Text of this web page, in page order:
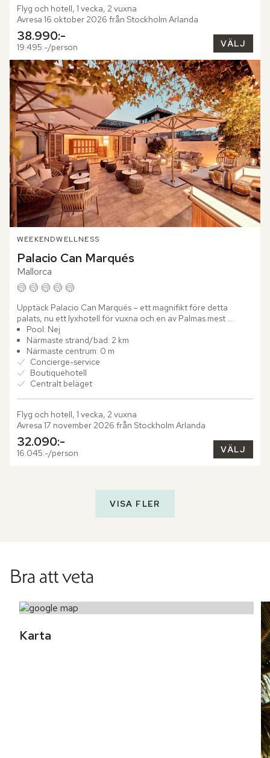
Flyg och hotell, 1 vecka, 2 vuxna
Avresa 16 oktober 2026 från Stockholm Arlanda
38.990:-
19.495:-/person VÄLJ
WEEKENDWELLNESS
Palacio Can Marqués
Mallorca
Upptäck Palacio Can Marqués – ett magnifikt före detta
palats, nu ett lyxhotell för vuxna och en av Palmas mest
fängslande historiska byggnader. Efter en varsam renovering
har...
Pool: Nej
Närmaste strand/bad: 2 km
Närmaste centrum: 0 m
Concierge-service
Boutiquehotell
Centralt beläget
Flyg och hotell, 1 vecka, 2 vuxna
Avresa 17 november 2026 från Stockholm Arlanda
32.090:-
16.045:-/person VÄLJ
VISA FLER
Bra att veta